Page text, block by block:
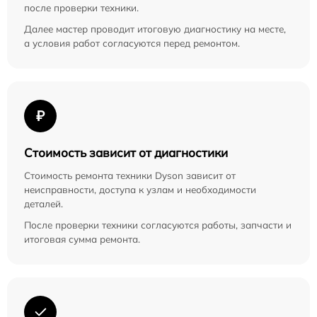
после проверки техники.
Далее мастер проводит итоговую диагностику на месте,
а условия работ согласуются перед ремонтом.
₽
Стоимость зависит от диагностики
Стоимость ремонта техники Dyson зависит от
неисправности, доступа к узлам и необходимости
деталей.
После проверки техники согласуются работы, запчасти и
итоговая сумма ремонта.